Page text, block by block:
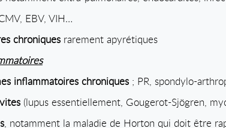
EBV, VIH…
chroniques rarement apyrétiques
inflammatoires chroniques ; PR, spondylo-
(lupus essentiellement, Gougerot-Sjögren,
, notamment la maladie de Horton qui doit être